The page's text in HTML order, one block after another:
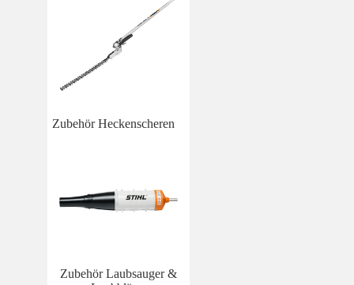
Zubehör Heckenscheren
Zubehör Laubsauger &